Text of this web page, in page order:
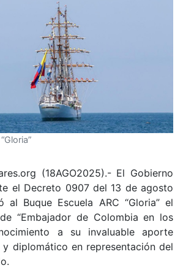
(18AGO2025).- El Gobierno
el Decreto 0907 del 13 de agosto
Buque Escuela ARC “Gloria” el
“Embajador de Colombia en los
a su invaluable aporte
diplomático en representación del